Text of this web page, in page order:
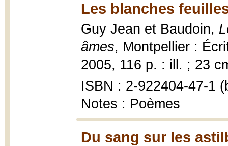
Les blanches
Guy Jean et Baudoin,
âmes, Montpellier :
2005, 116 p. : ill. ; 23
ISBN : 2-922404-47-1
Notes : Poèmes
Du sang sur les